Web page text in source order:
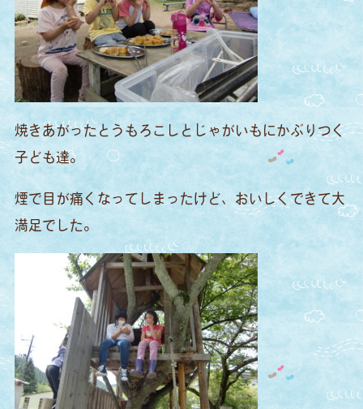
焼きあがったとうもろこしとじゃがいもにかぶりつく
子ども達。
煙で目が痛くなってしまったけど、おいしくできて大
満足でした。